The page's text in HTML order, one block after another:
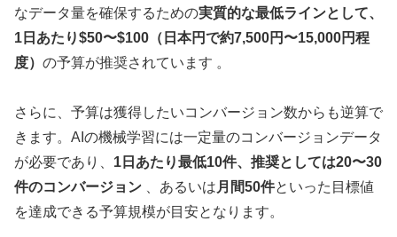
なデータ量を確保するための実質的な最低ラインとして、
1日あたり$50〜$100（日本円で約7,500円〜15,000円程
度） の予算が推奨されています 。
さらに、予算は獲得したいコンバージョン数からも逆算で
きます。AIの機械学習には一定量のコンバージョンデータ
が必要であり、 1日あたり最低10件、推奨としては20〜30
件のコンバージョン 、あるいは月間50件といった目標値
を達成できる予算規模が目安となります。